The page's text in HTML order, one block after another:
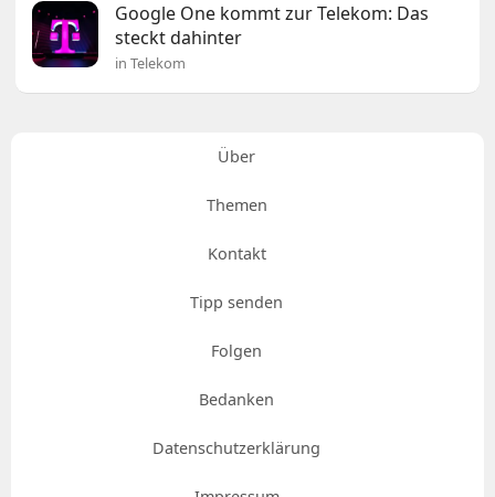
Google One kommt zur Telekom: Das
steckt dahinter
in Telekom
Über
Themen
Kontakt
Tipp senden
Folgen
Bedanken
Datenschutzerklärung